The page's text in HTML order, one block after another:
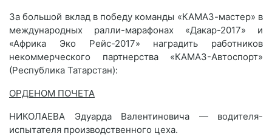
За большой вклад в победу команды «КАМАЗ-мастер» в
международных ралли-марафонах «Дакар-2017» и
«Африка Эко Рейс-2017» наградить работников
некоммерческого партнерства «КАМАЗ-Автоспорт»
(Республика Татарстан):
ОРДЕНОМ ПОЧЕТА
НИКОЛАЕВА Эдуарда Валентиновича — водителя-
испытателя производственного цеха.